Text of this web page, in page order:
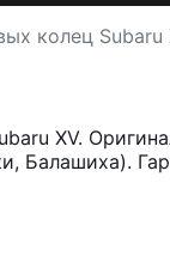
колец Subaru
XV.